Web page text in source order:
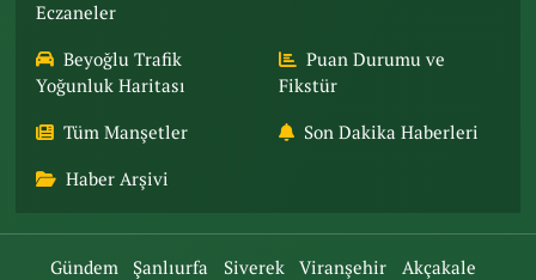
Eczaneler
Beyoğlu Trafik
Yoğunluk Haritası
Puan Durumu ve
Fikstür
Tüm Manşetler Son Dakika Haberleri
Haber Arşivi
Gündem Şanlıurfa Siverek Viranşehir
Akçakale